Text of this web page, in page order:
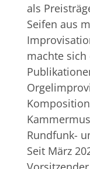
als
Seifen aus
machte
Rundfunk-
Seit März